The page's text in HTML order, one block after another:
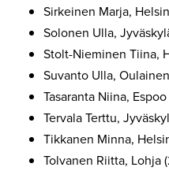
Sirkeinen Marja,
Solonen Ulla,
Stolt-Nieminen Tiina,
Suvanto Ulla,
Tasaranta Niina, Espoo
Tervala Terttu,
Tikkanen Minna,
Tolvanen Riitta, Lohja